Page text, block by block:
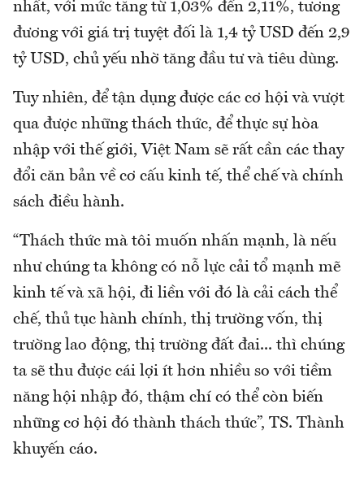
nhất, với mức tăng từ 1,03% đến 2,11%, tương
đương với giá trị tuyệt đối là 1,4 tỷ USD đến 2,9
tỷ USD, chủ yếu nhờ tăng đầu tư và tiêu dùng.
Tuy nhiên, để tận dụng được các cơ hội và vượt
qua được những thách thức, để thực sự hòa
nhập với thế giới, Việt Nam sẽ rất cần các thay
đổi căn bản về cơ cấu kinh tế, thể chế và chính
sách điều hành.
“Thách thức mà tôi muốn nhấn mạnh, là nếu
như chúng ta không có nỗ lực cải tổ mạnh mẽ
kinh tế và xã hội, đi liền với đó là cải cách thể
chế, thủ tục hành chính, thị trường vốn, thị
trường lao động, thị trường đất đai... thì chúng
ta sẽ thu được cái lợi ít hơn nhiều so với tiềm
năng hội nhập đó, thậm chí có thể còn biến
những cơ hội đó thành thách thức”, TS. Thành
khuyến cáo.